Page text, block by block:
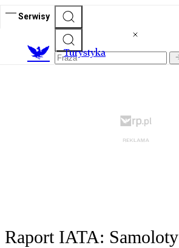
Serwisy
Turystyka
Raport IATA: Samoloty